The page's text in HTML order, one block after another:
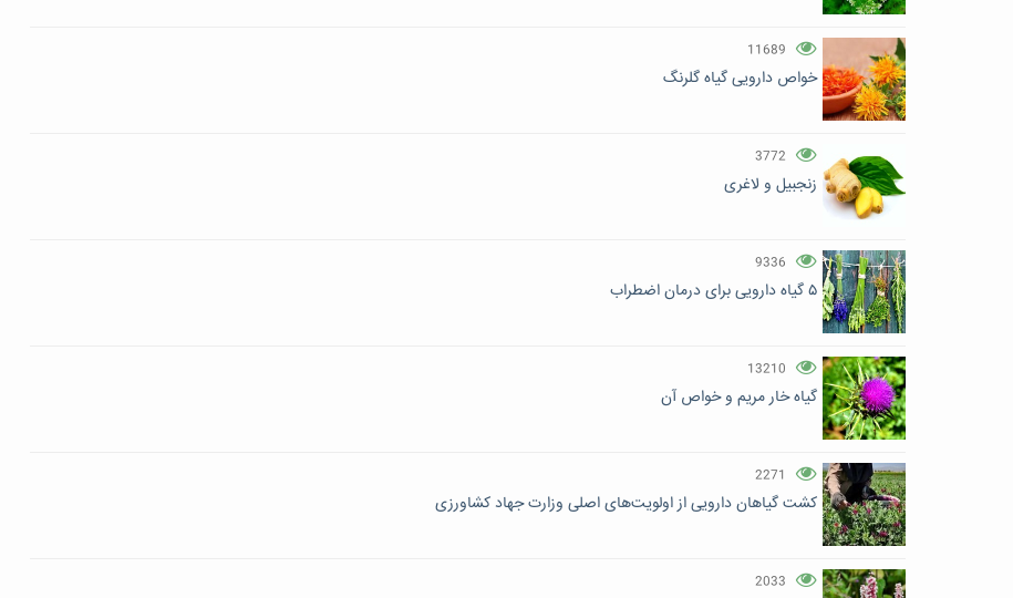
11689
خواص دارویی گیاه گلرنگ
3772
زنجبیل و لاغری
9336
۵ گیاه دارویی برای درمان اضطراب
13210
گیاه خار مریم و خواص آن
2271
کشت گیاهان دارویی از اولویت‌های اصلی وزارت جهاد کشاورزی
2033